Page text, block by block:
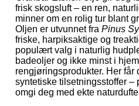
frisk skogsluft – en ren,
minner om en rolig tur blant
Oljen er utvunnet fra Pinus
friske, harpiksaktige og
populært valg i naturlig
badeoljer og ikke minst i
rengjøringsprodukter. Her får
syntetiske tilsetningsstoffer –
omgi deg med ekte